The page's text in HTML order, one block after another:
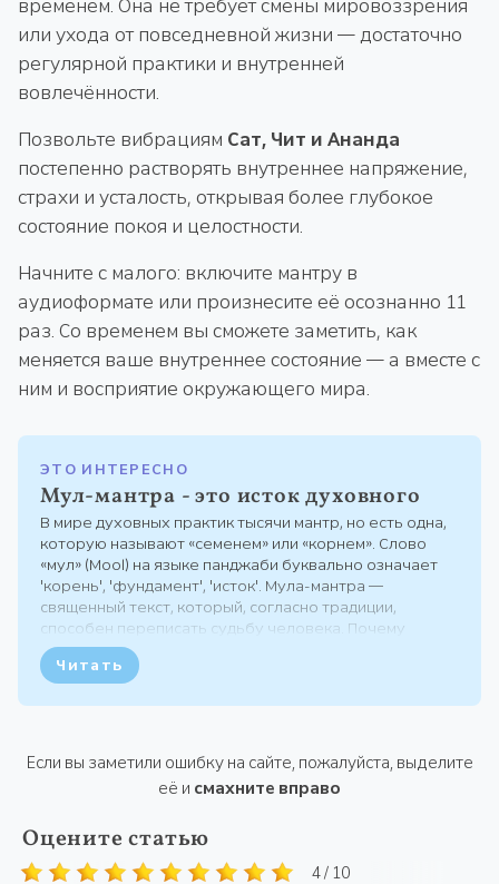
временем. Она не требует смены мировоззрения
или ухода от повседневной жизни — достаточно
регулярной практики и внутренней
вовлечённости.
Позвольте вибрациям Сат, Чит и Ананда
постепенно растворять внутреннее напряжение,
страхи и усталость, открывая более глубокое
состояние покоя и целостности.
Начните с малого: включите мантру в
аудиоформате или произнесите её осознанно 11
раз. Со временем вы сможете заметить, как
меняется ваше внутреннее состояние — а вместе с
ним и восприятие окружающего мира.
ЭТО ИНТЕРЕСНО
Мул-мантра - это исток духовного
В мире духовных практик тысячи мантр, но есть одна,
которую называют «семенем» или «корнем». Слово
«мул» (Mool) на языке панджаби буквально означает
'корень', 'фундамент', 'исток'. Мула-мантра —
священный текст, который, согласно традиции,
способен переписать судьбу человека. Почему
короткой звуковой формуле приписывают такую
мощную силу? Давайте разберём, как «корень» влияет
Читать
Если вы заметили ошибку на сайте, пожалуйста, выделите
её и смахните вправо
Оцените статью
4 / 10